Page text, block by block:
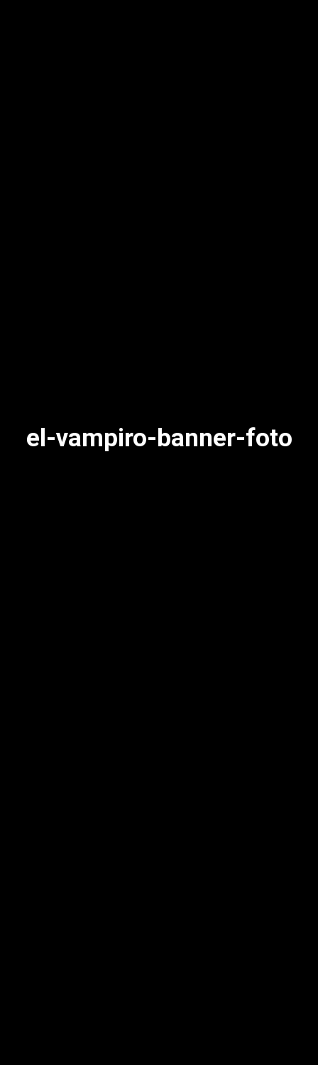
el-vampiro-banner-foto